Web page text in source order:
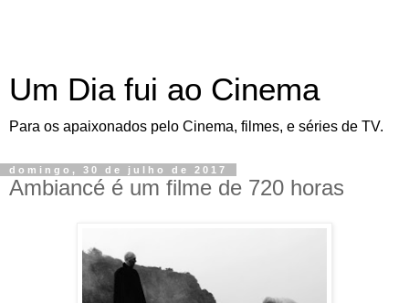
Um Dia fui ao Cinema
Para os apaixonados pelo Cinema, filmes, e séries de TV.
domingo, 30 de julho de 2017
Ambiancé é um filme de 720 horas